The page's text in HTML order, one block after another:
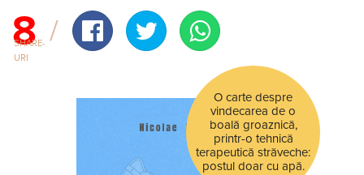
8
SHARE-
URI
O carte despre
vindecarea de o
boală groaznică,
printr-o tehnică
terapeutică străveche:
postul doar cu apă.